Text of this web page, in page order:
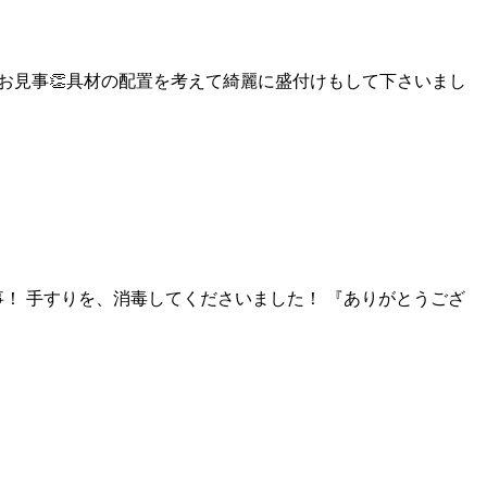
事👏具材の配置を考えて綺麗に盛付けもして下さいまし
手すりを、消毒してくださいました！ 『ありがとうござ